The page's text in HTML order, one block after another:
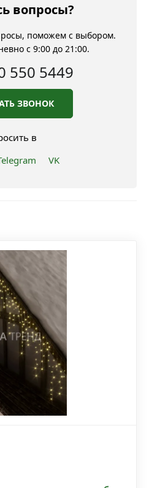
вопросы?
поможем с выбором.
с 9:00 до 21:00.
550 5449
ЗВОНОК
в
VK